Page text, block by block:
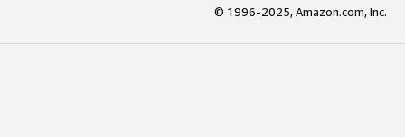
© 1996-2025, Amazon.com, Inc.